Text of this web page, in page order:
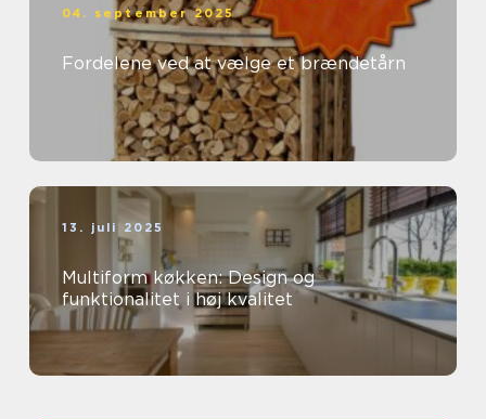
04. september 2025
Fordelene ved at vælge et brændetårn
13. juli 2025
Multiform køkken: Design og
funktionalitet i høj kvalitet